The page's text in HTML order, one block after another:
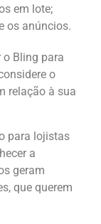
em lote;
os anúncios.
o Bling para
o
relação à sua
para lojistas
a
geram
que querem